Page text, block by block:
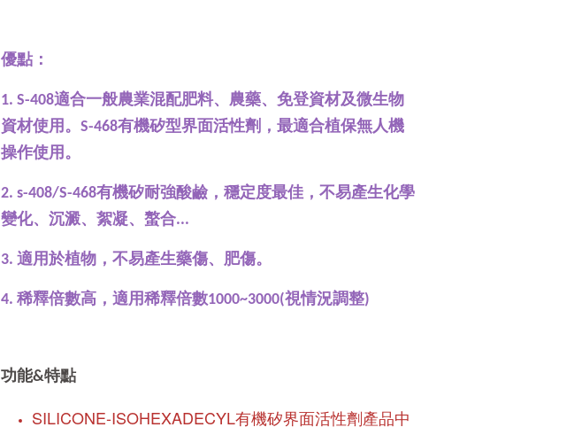
優點：
1. S-408適合一般農業混配肥料、農藥、免登資材及微生物
資材使用。S-468有機矽型界面活性劑，最適合植保無人機
操作使用。
2. s-408/S-468有機矽耐強酸鹼， 穩定度最佳，不易產生化學
變化、沉澱、絮凝、螯合...
3. 適用於植物，不易產生藥傷、肥傷。
4. 稀釋倍數高，適用稀釋倍數1000~3000(視情況調整)
功能&特點
SILICONE-ISOHEXADECYL有機矽界面活性劑產品中